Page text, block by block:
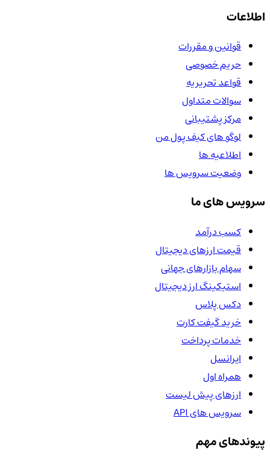
اطلاعات
قوانین و مقررات
حریم خصوصی
قواعد تحریریه
سوالات متداول
مرکز پشتیبانی
لوگو های کیف پول من
اطلاعیه ها
وضعیت سرویس ها
سرویس های ما
کسب درآمد
قیمت ارزهای دیجیتال
سهام بازارهای جهانی
استیکینگ ارز دیجیتال
دکس پلاس
خرید گیفت کارت
خدمات پرداخت
ایرانسل
همراه اول
ارزهای پیش لیست
سرویس های API
پیوندهای مهم